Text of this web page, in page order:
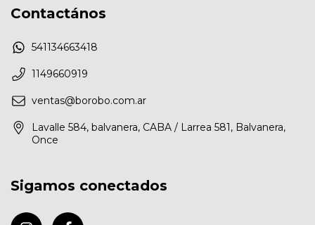
Contactános
541134663418
1149660919
ventas@borobo.com.ar
Lavalle 584, balvanera, CABA / Larrea 581, Balvanera,
Once
Sigamos conectados